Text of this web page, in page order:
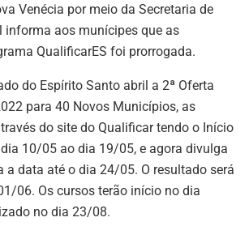
Venécia por meio da Secretaria de
informa aos munícipes que as
QualificarES foi prorrogada.
do Espírito Santo abril a 2ª Oferta
para 40 Novos Municípios, as
do site do Qualificar tendo o Início
10/05 ao dia 19/05, e agora divulga
a data até o dia 24/05. O resultado será
06. Os cursos terão início no dia
no dia 23/08.